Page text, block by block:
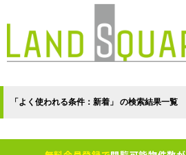
「よく使われる条件：新着」 の検索結果一覧